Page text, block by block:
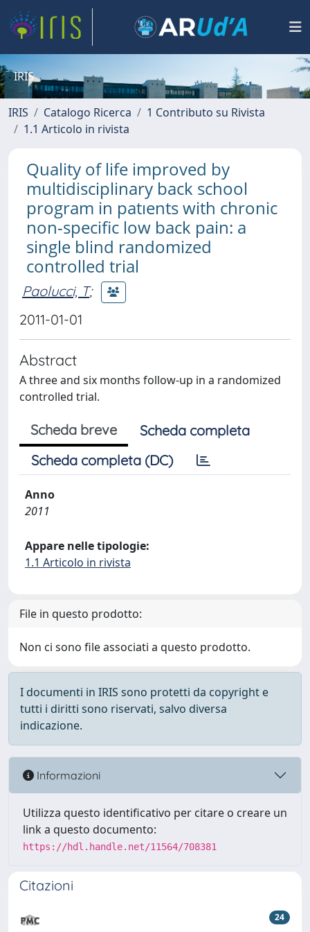
IRIS
IRIS Catalogo Ricerca
1 Contributo su Rivista
1.1 Articolo in rivista
Quality of life improved by
multidisciplinary back school
program in patıents with chronic
non-specific low back pain: a
single blind randomized
controlled trial
Paolucci, T;
2011-01-01
Abstract
A three and six months follow-up in a randomized
controlled trial.
Scheda breve
Scheda completa
Scheda completa (DC)
Anno
2011
Appare nelle tipologie:
1.1 Articolo in rivista
File in questo prodotto:
Non ci sono file associati a questo prodotto.
I documenti in IRIS sono protetti da copyright e
tutti i diritti sono riservati, salvo diversa
indicazione.
Informazioni
Utilizza questo identificativo per citare o creare un
link a questo documento:
https://hdl.handle.net/11564/708381
Citazioni
24